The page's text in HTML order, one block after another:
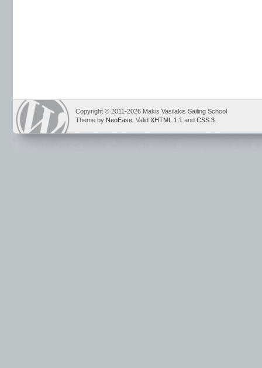
Copyright © 2011-2026 Makis Vasilakis Sailing School
Theme by NeoEase . Valid XHTML 1.1 and CSS 3